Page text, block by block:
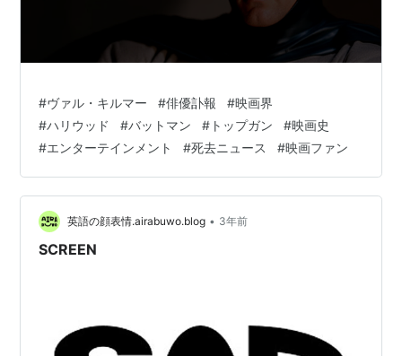
#ヴァル・キルマー #俳優訃報 #映画界
#ハリウッド #バットマン # トップガン #映画史
#エンターテインメント #死去ニュース #映画ファン
英語の顔表情.airabuwo.blog • 3年前
SCREEN